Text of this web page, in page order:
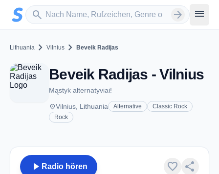
Zum Hauptinhalt springen
search
Sender suchen arrow_forward menu
Lithuania chevron_right Vilnius chevron_right Beveik Radijas
Beveik Radijas - Vilnius
Mąstyk alternatyviai!
placeVilnius, Lithuania Alternative
Classic Rock
Rock
play_arrow Radio hören favorite share